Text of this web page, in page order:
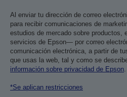
Al enviar tu dirección de correo
para recibir comunicaciones de
estudios de mercado sobre productos,
servicios de Epson— por correo
comunicación electrónica, a partir de
que usas la web, tal y como se
información sobre privacidad de Epson
*Se aplican restricciones